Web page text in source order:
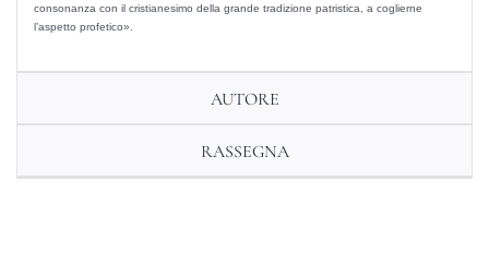
consonanza con il cristianesimo della grande tradizione patristica, a coglierne
l’aspetto profetico».
AUTORE
RASSEGNA